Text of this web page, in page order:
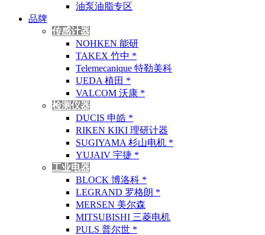
油泵油脂专区
品牌
传感计器
NOHKEN 能研
TAKEX 竹中 *
Telemecanique 特勒美科
UEDA 植田 *
VALCOM 沃康 *
检测仪器
DUCIS 申皓 *
RIKEN KIKI 理研计器
SUGIYAMA 杉山电机 *
YUJAIV 宇捷 *
工业电器
BLOCK 博洛科 *
LEGRAND 罗格朗 *
MERSEN 美尔森
MITSUBISHI 三菱电机
PULS 普尔世 *